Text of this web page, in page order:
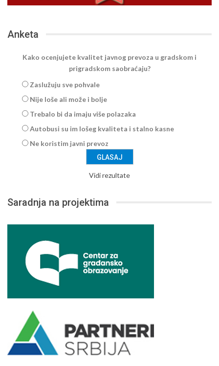
Anketa
Kako ocenjujete kvalitet javnog prevoza u gradskom i
prigradskom saobraćaju?
Zaslužuju sve pohvale
Nije loše ali može i bolje
Trebalo bi da imaju više polazaka
Autobusi su im lošeg kvaliteta i stalno kasne
Ne koristim javni prevoz
Vidi rezultate
Saradnja na projektima